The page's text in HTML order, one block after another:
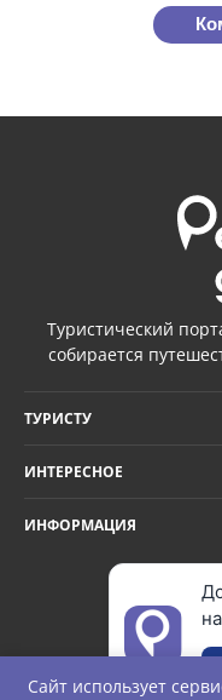
Туристический
собирается
ТУРИСТУ
ИНТЕРЕСНОЕ
ИНФОРМАЦИЯ
Сайт использует